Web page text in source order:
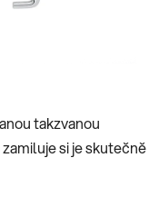
takzvanou
si je skutečně